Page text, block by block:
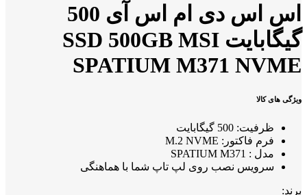
اس اس دی ام اس آی 500
گیگابایت SSD 500GB MSI
SPATIUM M371 NVME
ویژگی های کالا
ظرفیت: 500 گیگابایت
فرم فاکتور: M.2 NVME
مدل : SPATIUM M371
سرویس نصب روی لپ تاپ شما با هماهنگی
برند: